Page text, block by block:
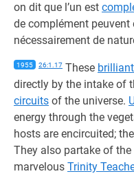
on dit que l’un est
de complément peuvent
nécessairement de
1955 26:1.17 These
directly by the intake of
circuits of the universe.
energy through the
hosts are encircuited;
They also partake of
marvelous Trinity